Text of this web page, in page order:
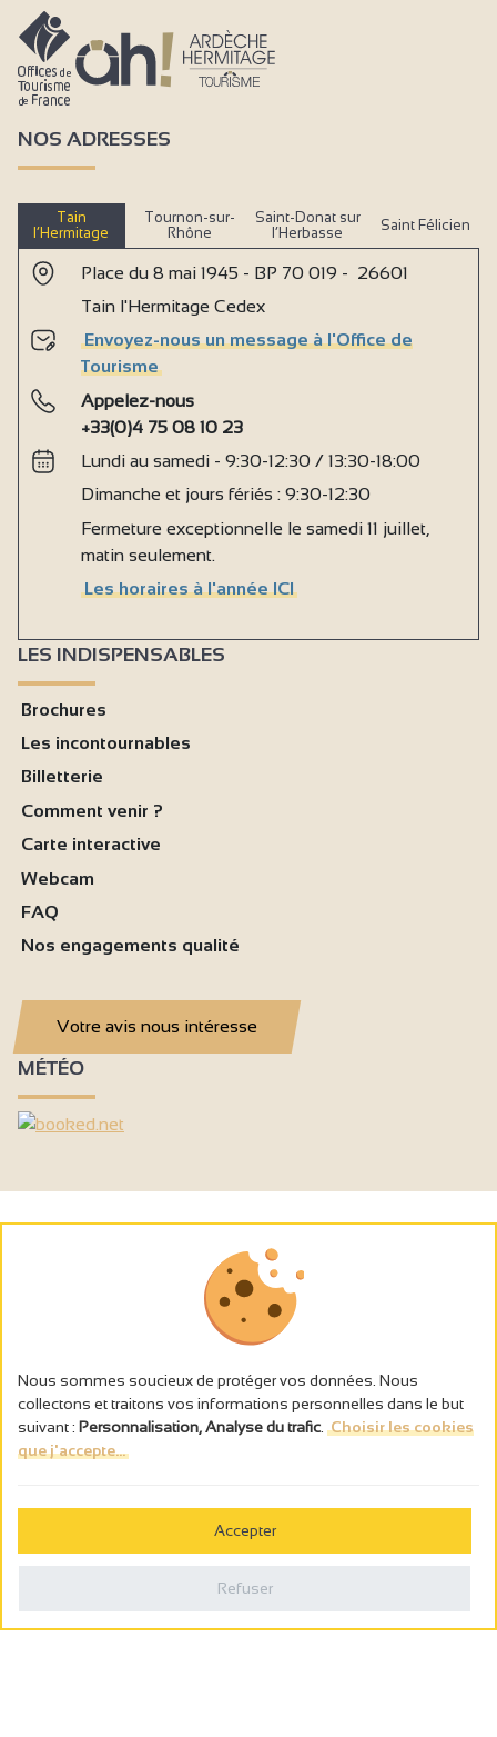
NOS ADRESSES
Tain
l’Hermitage
Tournon-sur-
Rhône
Saint-Donat sur
l’Herbasse
Saint Félicien
Place du 8 mai 1945 - BP 70 019 - 26601
Tain l'Hermitage Cedex
Envoyez-nous un message à l'Office de
Tourisme
Appelez-nous
+33(0)4 75 08 10 23
Lundi au samedi - 9:30-12:30 / 13:30-18:00
Dimanche et jours fériés : 9:30-12:30
Fermeture exceptionnelle le samedi 11 juillet,
matin seulement.
Les horaires à l'année ICI
LES INDISPENSABLES
Brochures
Les incontournables
Billetterie
Comment venir ?
Carte interactive
Webcam
FAQ
Nos engagements qualité
Votre avis nous intéresse
MÉTÉO
L’abus d’alcool est dangereux pour la santé, à consommer avec
Politique de confidentialité
Nous sommes soucieux de protéger vos données. Nous
collectons et traitons vos informations personnelles dans le but
suivant : Personnalisation, Analyse du trafic Choisir les cookies
que j'accepte...
Accepter
Refuser